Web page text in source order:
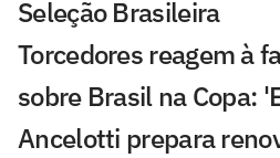
Seleção Brasileira
Torcedores reagem à
sobre Brasil na Copa:
Ancelotti prepara